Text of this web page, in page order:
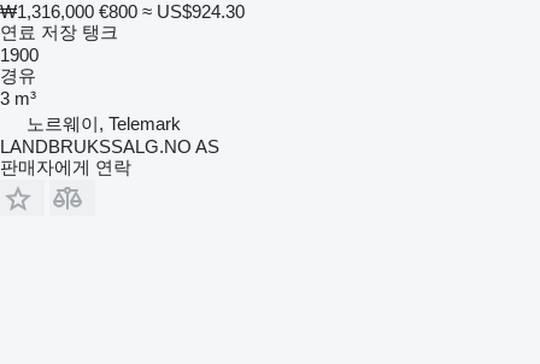
₩1,316,000 €800 ≈ US$924.30
연료 저장 탱크
1900
경유
3 m³
노르웨이, Telemark
LANDBRUKSSALG.NO AS
판매자에게 연락